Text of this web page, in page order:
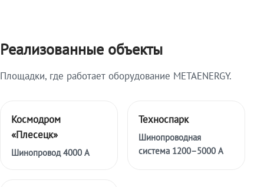
Реализованные объекты
Площадки, где работает оборудование METAENERGY.
Космодром
«Плесецк»
Шинопровод 4000 А
Техноспарк
Шинопроводная
система 1200–5000 А